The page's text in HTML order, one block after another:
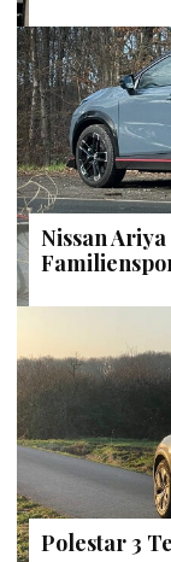
Nissan
Polestar 3